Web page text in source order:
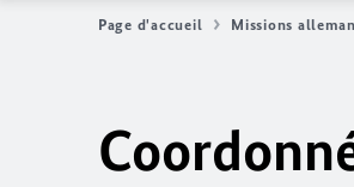
Page d'accueil Missions